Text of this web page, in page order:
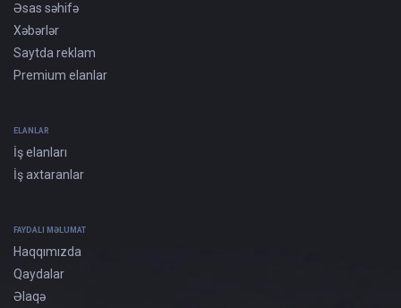
Əsas səhifə
Xəbərlər
Saytda reklam
Premium elanlar
ELANLAR
İş elanları
İş axtaranlar
FAYDALI MƏLUMAT
Haqqımızda
Qaydalar
Əlaqə